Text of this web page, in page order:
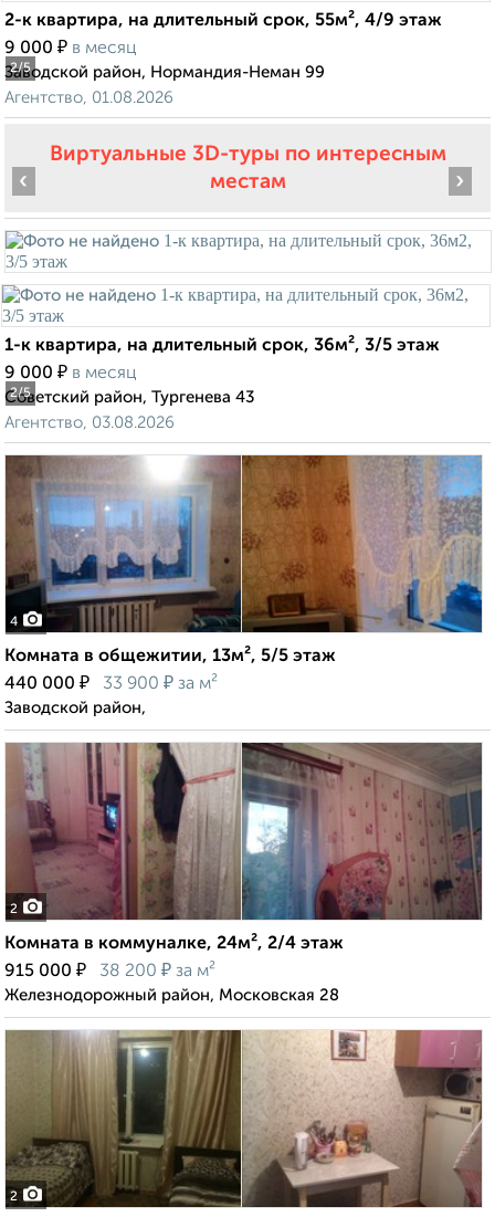
2/5
2-к квартира, на длительный срок, 55м², 4/9 этаж
9 000 ₽ в месяц
Заводской район, Нормандия-Неман 99
Агентство, 01.08.2026
Виртуальные 3D-туры по интересным
местам
2/5
‹ ›
1-к квартира, на длительный срок, 36м², 3/5 этаж
9 000 ₽ в месяц
Советский район, Тургенева 43
Агентство, 03.08.2026
4
Комната в общежитии, 13м², 5/5 этаж
440 000 ₽ 33 900 ₽ за м²
Заводской район,
2
Комната в коммуналке, 24м², 2/4 этаж
915 000 ₽ 38 200 ₽ за м²
Железнодорожный район, Московская 28
2